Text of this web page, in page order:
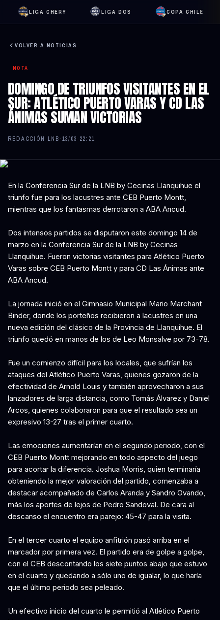
LIGA CHERY LIGA DOS COPA CHILE
VOLVER A NOTICIAS
NOTA
DOMINGO DE TRIUNFOS VISITANTES EN EL
SUR: ATLÉTICO PUERTO VARAS Y CD LAS
ÁNIMAS SUMAN VICTORIAS
REDACCIÓN LNB· 13/03 22:21
En la Conferencia Sur de la LNB by Cecinas Llanquihue el
triunfo fue para los lacustres ante CEB Puerto Montt,
mientras que los fantasmas derrotaron a ABA Ancud.
Dos intensos partidos se disputaron este domingo 14 de
marzo en la Conferencia Sur de la LNB by Cecinas
Llanquihue. Fueron victorias visitantes para Atlético Puerto
Varas sobre CEB Puerto Montt y para CD Las Ánimas ante
ABA Ancud.
La jornada inició en el Gimnasio Municipal Mario Marchant
Binder, donde los porteños recibieron a lacustres en una
nueva edición del clásico de la Provincia de Llanquihue. El
triunfo quedó en manos de los de Leo Monsalve por 73-78.
Fue un comienzo difícil para los locales, que sufrían los
ataques del Atlético Puerto Varas, quienes gozaron de la
efectividad de Arnold Louis y también aprovecharon a sus
lanzadores de larga distancia, como Tomás Álvarez y Daniel
Arcos, quienes colaboraron para que el resultado sea un
expresivo 13-27 tras el primer cuarto.
Las emociones aumentarían en el segundo periodo, con el
CEB Puerto Montt mejorando en todo aspecto del juego
para acortar la diferencia. Joshua Morris, quien terminaría
obteniendo la mejor valoración del partido, comenzaba a
destacar acompañado de Carlos Aranda y Sandro Ovando,
más los aportes de lejos de Pedro Sandoval. De cara al
descanso el encuentro era parejo: 45-47 para la visita.
En el tercer cuarto el equipo anfitrión pasó arriba en el
marcador por primera vez. El partido era de golpe a golpe,
con el CEB descontando los siete puntos abajo que estuvo
en el cuarto y quedando a sólo uno de igualar, lo que haría
que el último periodo sea peleado.
Un efectivo inicio del cuarto le permitió al Atlético Puerto